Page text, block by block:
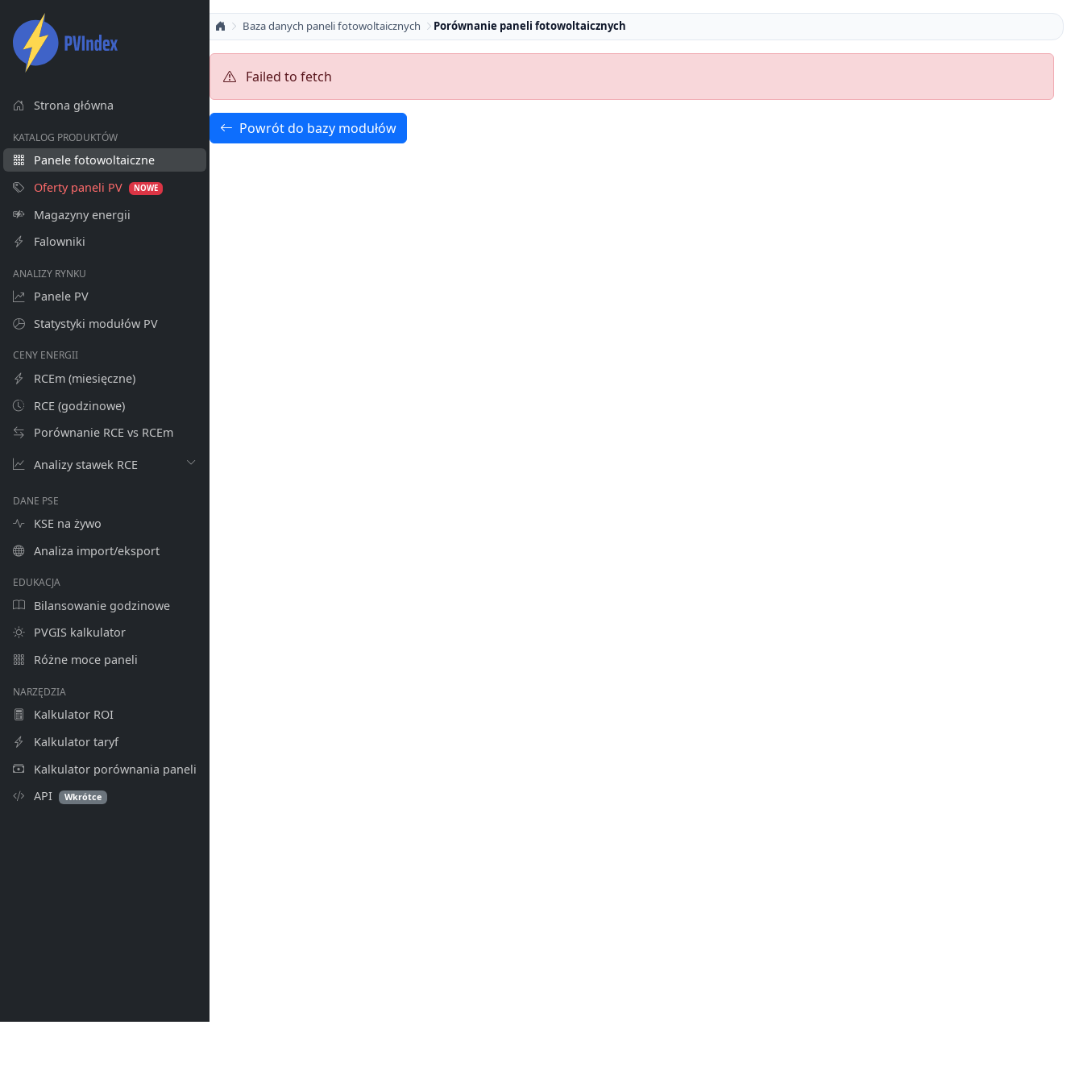
Strona główna
KATALOG PRODUKTÓW
Panele fotowoltaiczne
Oferty paneli PV
NOWE
Magazyny energii
Falowniki
ANALIZY RYNKU
Panele PV
Statystyki modułów PV
CENY ENERGII
RCEm (miesięczne)
RCE (godzinowe)
Porównanie RCE vs RCEm
Analizy stawek RCE
DANE PSE
KSE na żywo
Analiza import/eksport
EDUKACJA
Bilansowanie godzinowe
PVGIS kalkulator
Różne moce paneli
NARZĘDZIA
Kalkulator ROI
Kalkulator taryf
Kalkulator porównania paneli
API
Wkrótce
Baza danych paneli fotowoltaicznych Porównanie paneli fotowoltaicznych
Failed to fetch
Powrót do bazy modułów